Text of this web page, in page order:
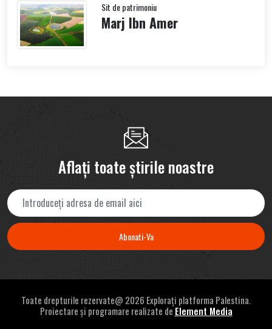
Sit de patrimoniu
Marj Ibn Amer
Aflați toate știrile noastre
Abonati-Va
Toate drepturile rezervate@ 2026 Explorați platforma Palestina.
Proiectare și programare realizate deElement Media